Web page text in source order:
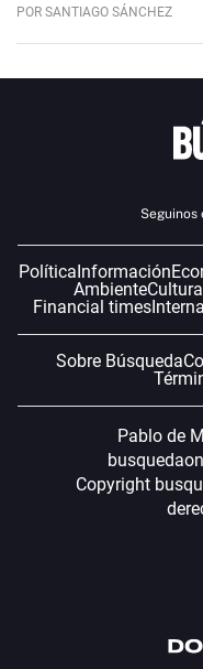
POR SANTIAGO SÁNCHEZ
Seguinos
PolíticaInformación
AmbienteCultura
Financial times
Sobre Búsqueda
Pablo de
Copyright